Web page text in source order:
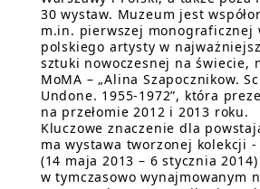
30 wystaw. Muzeum jest
m.in. pierwszej monograficznej
polskiego artysty w
sztuki nowoczesnej na świecie,
MoMA – „Alina Szapocznikow.
Undone. 1955-1972”, która
na przełomie 2012 i 2013 roku.
Kluczowe znaczenie dla
ma wystawa tworzonej kolekcji -
(14 maja 2013 – 6 stycznia
w tymczasowo wynajmowanym